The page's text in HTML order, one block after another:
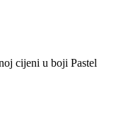
cijeni u boji Pastel